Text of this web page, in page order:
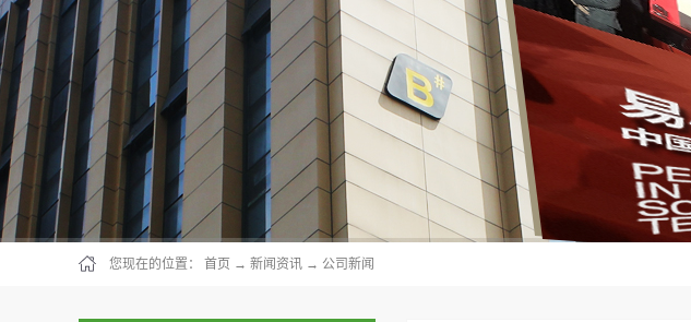
您现在的位置： 首页 → 新闻资讯 → 公司新闻